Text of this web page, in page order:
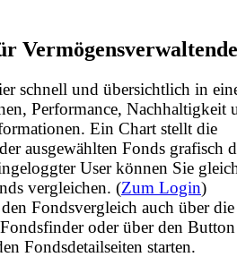
schnell und übersichtlich in
Performance, Nachhaltigkeit
Ein Chart stellt die
ausgewählten Fonds grafisch
User können Sie
vergleichen. (Zum Login)
Fondsvergleich auch über die
oder über den
Fondsdetailseiten starten.